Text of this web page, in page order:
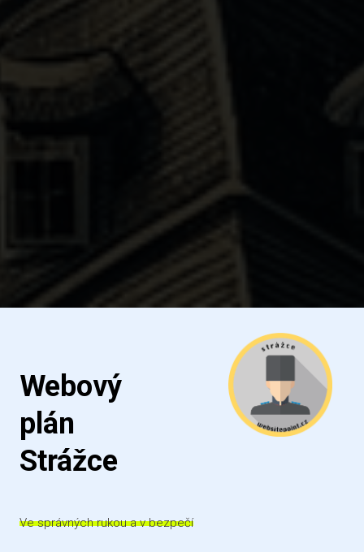
Webový
plán
Strážce
Ve správných rukou a v bezpečí